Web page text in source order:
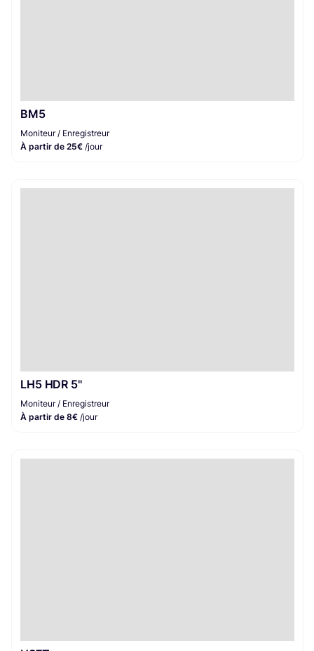
BM5
Moniteur / Enregistreur
À partir de 25€ /jour
LH5 HDR 5''
Moniteur / Enregistreur
À partir de 8€ /jour